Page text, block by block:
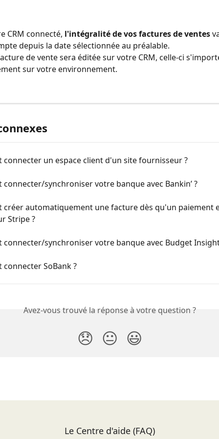
CRM connecté, l'intégralité de vos factures de ventes
depuis la date sélectionnée au préalable.
de vente sera éditée sur votre CRM, celle-ci
sur votre environnement.
connecter un espace client d'un site fournisseur ?
connecter/synchroniser votre banque avec Bankin’ ?
créer automatiquement une facture dès qu'un paiement
Stripe ?
connecter/synchroniser votre banque avec Budget
connecter SoBank ?
Avez-vous trouvé la réponse à votre question ?
😞 😐 😃
Le Centre d'aide (FAQ)